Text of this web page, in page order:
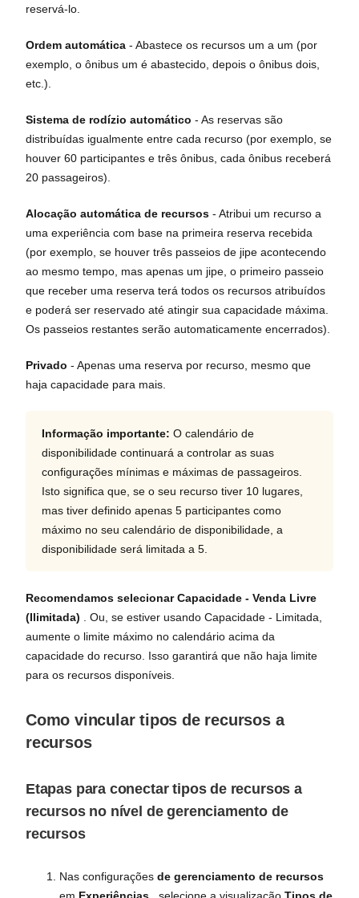
reservá-lo.
Ordem automática - Abastece os recursos um a um (por
exemplo, o ônibus um é abastecido, depois o ônibus dois,
etc.).
Sistema de rodízio automático - As reservas são
distribuídas igualmente entre cada recurso (por exemplo, se
houver 60 participantes e três ônibus, cada ônibus receberá
20 passageiros).
Alocação automática de recursos - Atribui um recurso a
uma experiência com base na primeira reserva recebida
(por exemplo, se houver três passeios de jipe acontecendo
ao mesmo tempo, mas apenas um jipe, o primeiro passeio
que receber uma reserva terá todos os recursos atribuídos
e poderá ser reservado até atingir sua capacidade máxima.
Os passeios restantes serão automaticamente encerrados).
Privado - Apenas uma reserva por recurso, mesmo que
haja capacidade para mais.
Informação importante: O calendário de
disponibilidade continuará a controlar as suas
configurações mínimas e máximas de passageiros.
Isto significa que, se o seu recurso tiver 10 lugares,
mas tiver definido apenas 5 participantes como
máximo no seu calendário de disponibilidade, a
disponibilidade será limitada a 5.
Recomendamos selecionar Capacidade - Venda Livre
(Ilimitada) . Ou, se estiver usando Capacidade - Limitada,
aumente o limite máximo no calendário acima da
capacidade do recurso. Isso garantirá que não haja limite
para os recursos disponíveis.
Como vincular tipos de recursos a
recursos
Etapas para conectar tipos de recursos a
recursos no nível de gerenciamento de
recursos
Nas configurações de gerenciamento de recursos